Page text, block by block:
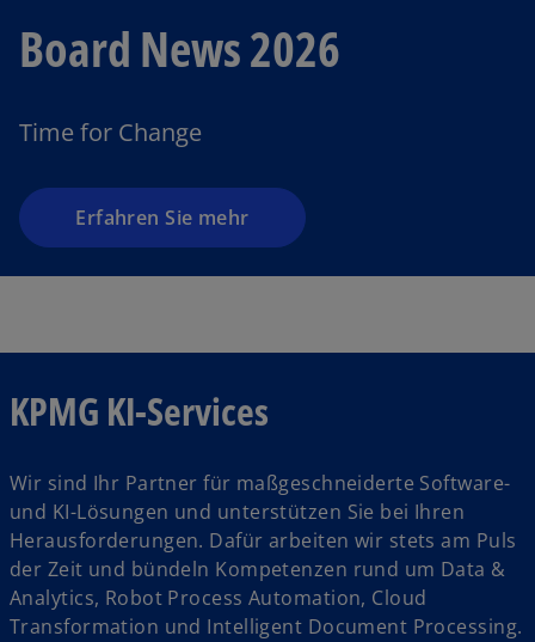
Board News 2026
Time for Change
Erfahren Sie mehr
KPMG KI-Services
Wir sind Ihr Partner für maßgeschneiderte Software-
und KI-Lösungen und unterstützen Sie bei Ihren
Herausforderungen. Dafür arbeiten wir stets am Puls
der Zeit und bündeln Kompetenzen rund um Data &
Analytics, Robot Process Automation, Cloud
Transformation und Intelligent Document Processing.